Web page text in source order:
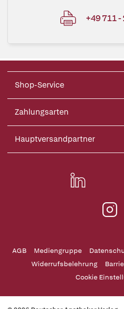
+49 711
Shop-Service
Zahlungsarten
Hauptversandpartner
AGB Mediengruppe
Widerrufsbelehrung
Cookie